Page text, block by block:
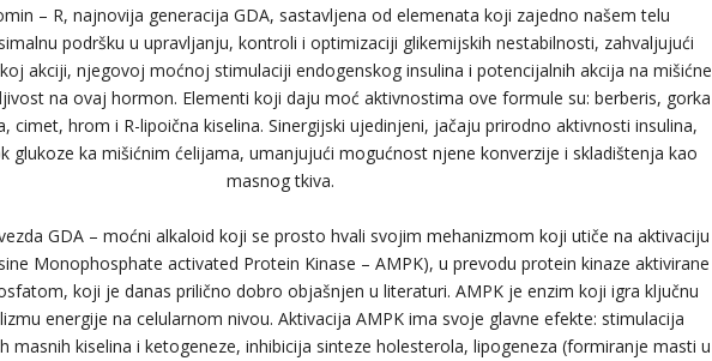
– R, najnovija generacija GDA, sastavljena od elemenata koji zajedno našem telu
podršku u upravljanju, kontroli i optimizaciji glikemijskih nestabilnosti, zahvaljujući
akciji, njegovoj moćnoj stimulaciji endogenskog insulina i potencijalnih akcija na mišićne
na ovaj hormon. Elementi koji daju moć aktivnostima ove formule su: berberis, gorka
cimet, hrom i R-lipoična kiselina. Sinergijski ujedinjeni, jačaju prirodno aktivnosti insulina,
glukoze ka mišićnim ćelijama, umanjujući mogućnost njene konverzije i skladištenja kao
masnog tkiva.
GDA – moćni alkaloid koji se prosto hvali svojim mehanizmom koji utiče na aktivaciju
Monophosphate activated Protein Kinase – AMPK), u prevodu protein kinaze aktivirane
koji je danas prilično dobro objašnjen u literaturi. AMPK je enzim koji igra ključnu
energije na celularnom nivou. Aktivacija AMPK ima svoje glavne efekte: stimulacija
masnih kiselina i ketogeneze, inhibicija sinteze holesterola, lipogeneza (formiranje masti u